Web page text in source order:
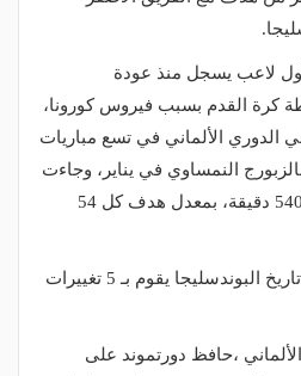
أول لاعب يسجل منذ عودة
كرة القدم بسبب فيروس كورونا،
الدوري الألماني في تسع مباريات
النمساوي في يناير، وجاءت
هذه الأهداف العشرة خلال 540 دقيقة، بمعدل هدف كل 54
أصبح شالكه أول فريق في تاريخ البوندسليجا يقوم بـ 5 تغييرات
،حافظ دورتموند على